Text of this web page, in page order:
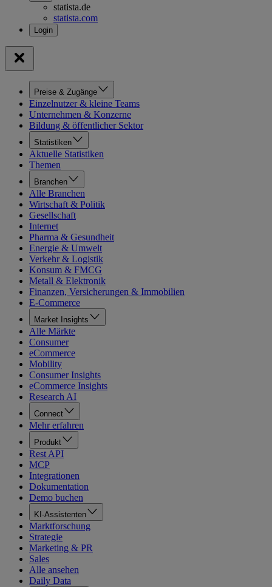
statista.de
statista.com
Preise & Zugänge
Einzelnutzer & kleine Teams
Unternehmen & Konzerne
Bildung & öffentlicher Sektor
Statistiken
Aktuelle Statistiken
Themen
Branchen
Alle Branchen
Wirtschaft & Politik
Gesellschaft
Internet
Pharma & Gesundheit
Energie & Umwelt
Verkehr & Logistik
Konsum & FMCG
Metall & Elektronik
Finanzen, Versicherungen & Immobilien
E-Commerce
Market Insights
Alle Märkte
Consumer
eCommerce
Mobility
Consumer Insights
eCommerce Insights
Research AI
Connect
Mehr erfahren
Produkt
Rest API
MCP
Integrationen
Dokumentation
Demo buchen
KI-Assistenten
Marktforschung
Strategie
Marketing & PR
Sales
Alle ansehen
Daily Data